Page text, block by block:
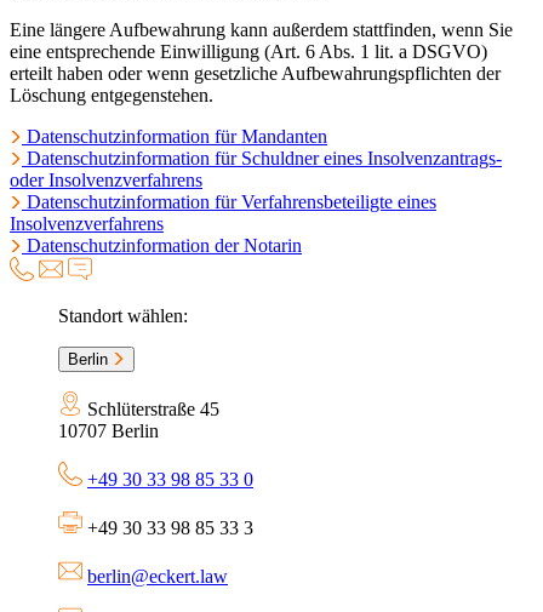
Eine längere Aufbewahrung kann außerdem stattfinden, wenn Sie
eine entsprechende Einwilligung (Art. 6 Abs. 1 lit. a DSGVO)
erteilt haben oder wenn gesetzliche Aufbewahrungspflichten der
Löschung entgegenstehen.
Datenschutzinformation für Mandanten
Datenschutzinformation für Schuldner eines Insolvenzantrags-
oder Insolvenzverfahrens
Datenschutzinformation für Verfahrensbeteiligte eines
Insolvenzverfahrens
Datenschutzinformation der Notarin
Standort wählen:
Berlin
Schlüterstraße 45
10707 Berlin
+49 30 33 98 85 33 0
+49 30 33 98 85 33 3
berlin@eckert.law